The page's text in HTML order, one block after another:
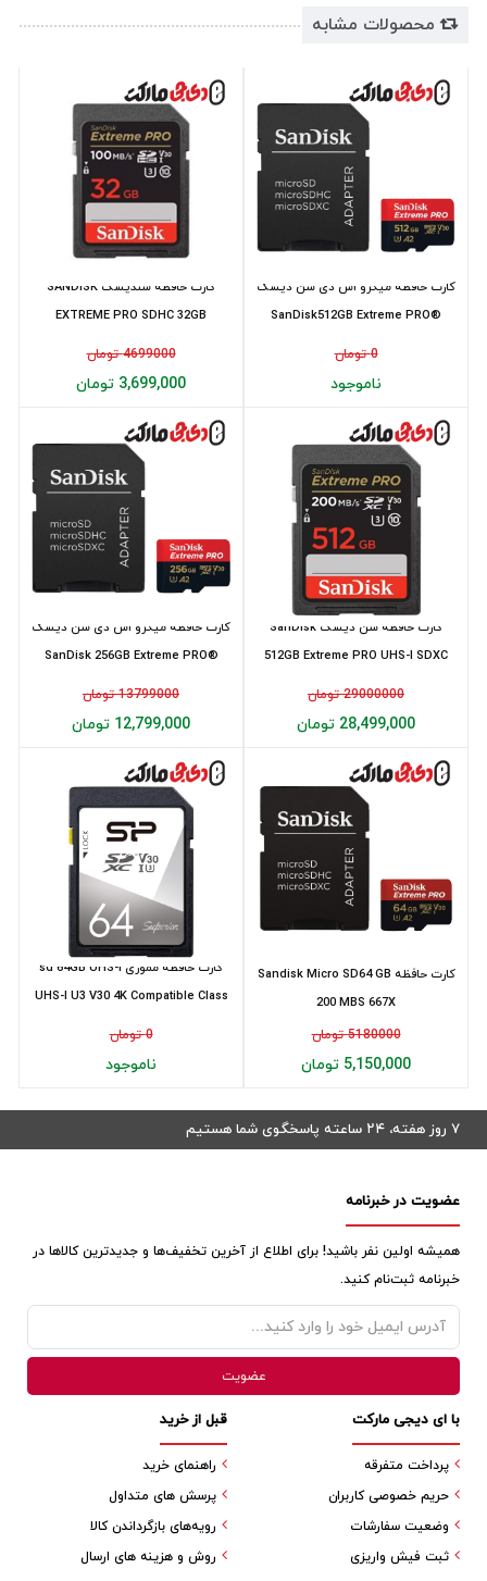
محصولات مشابه
کارت حافظه سندیسک SANDISK
EXTREME PRO SDHC 32GB
100MB/s
4699000 تومان
3,699,000 تومان
کارت حافظه میکرو اس دی سن دیسک
SanDisk512GB Extreme PRO®
microSD 200...
0 تومان
ناموجود
کارت حافظه میکرو اس دی سن دیسک
SanDisk 256GB Extreme PRO®
microSD 20...
13799000 تومان
12,799,000 تومان
کارت حافظه سن دیسک SanDisk
512GB Extreme PRO UHS-I SDXC
200MB/s
29000000 تومان
28,499,000 تومان
کارت حافظه مموری sd 64GB UHS-I
UHS-I U3 V30 4K Compatible Class
10 S...
0 تومان
ناموجود
کارت حافظه Sandisk Micro SD64 GB
200 MBS 667X
5180000 تومان
5,150,000 تومان
۷ روز هفته، ۲۴ ساعته پاسخگوی شما هستیم
عضویت در خبرنامه
همیشه اولین نفر باشید! برای اطلاع از آخرین تخفیف‌ها و جدیدترین کالاها در
خبرنامه ثبت‌نام کنید.
قبل از خرید
راهنمای خرید
پرسش های متداول
رویه‌های بازگرداندن کالا
روش و هزینه های ارسال
با ای دیجی مارکت
پرداخت متفرقه
حریم خصوصی کاربران
وضعیت سفارشات
ثبت فیش واریزی